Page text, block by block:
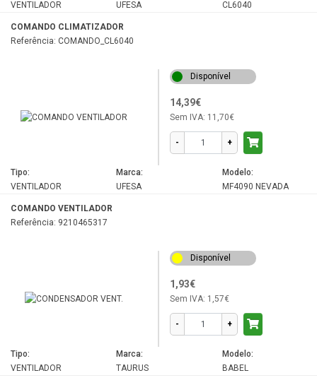
VENTILADOR
UFESA
CL6040
COMANDO CLIMATIZADOR
Referência: COMANDO_CL6040
Tipo:
VENTILADOR
Marca:
UFESA
Modelo:
MF4090 NEVADA
COMANDO VENTILADOR
Referência: 9210465317
Disponível
14,39€
Sem IVA: 11,70€
- +
Tipo:
VENTILADOR
Marca:
TAURUS
Modelo:
BABEL
Disponível
1,93€
Sem IVA: 1,57€
- +